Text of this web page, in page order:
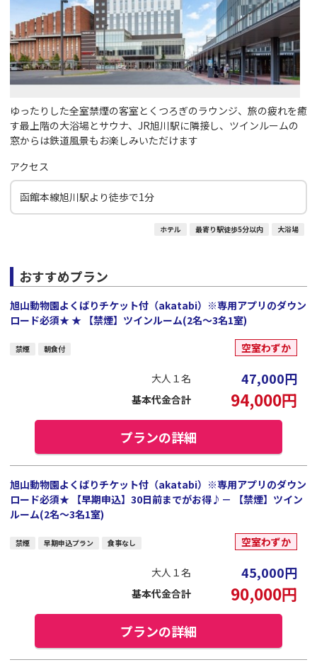
ゆったりした全室禁煙の客室とくつろぎのラウンジ、旅の疲れを癒
す最上階の大浴場とサウナ、JR旭川駅に隣接し、ツインルームの
窓からは鉄道風景もお楽しみいただけます
アクセス
函館本線旭川駅より徒歩で1分
ホテル 最寄り駅徒歩5分以内 大浴場
おすすめプラン
旭山動物園よくばりチケット付（akatabi）※専用アプリのダウン
ロード必須★ ★ 【禁煙】ツインルーム(2名～3名1室)
禁煙 朝食付 空室わずか
大人１名 47,000円
基本代金合計 94,000円
プランの詳細
旭山動物園よくばりチケット付（akatabi）※専用アプリのダウン
ロード必須★ 【早期申込】30日前までがお得♪－ 【禁煙】ツイン
ルーム(2名～3名1室)
禁煙 早期申込プラン 食事なし 空室わずか
大人１名 45,000円
基本代金合計 90,000円
プランの詳細